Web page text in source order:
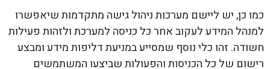
כמו כן, יש ליישם מערכות ניהול גישה מתקדמות שיאפשרו
למנהל המידע לעקוב אחר כל כניסה למערכת ולזהות פעילות
חשודה. זהו כלי נוסף שמסייע במניעת דליפות מידע ומבצע
רישום של כל הכניסות והפעולות שביצעו המשתמשים